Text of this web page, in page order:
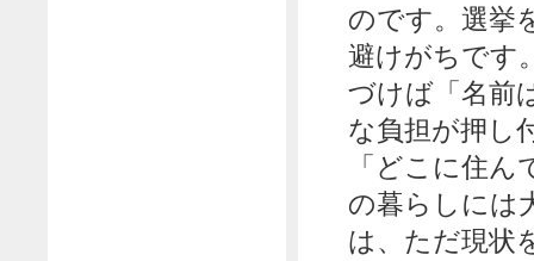
のです。選挙
避けがちです
づけば「名前
な負担が押し
「どこに住
の暮らしには
は、ただ現状